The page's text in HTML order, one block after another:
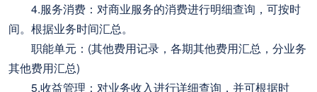
4.服务消费：对商业服务的消费进行明细查询，可按时
间。根据业务时间汇总。
职能单元：(其他费用记录，各期其他费用汇总，分业务
其他费用汇总)
5.收益管理：对业务收入进行详细查询，并可根据时